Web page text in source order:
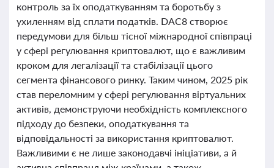
контроль за їх оподаткуванням та боротьбу з
ухиленням від сплати податків. DAC8 створює
передумови для більш тісної міжнародної співпраці
у сфері регулювання криптовалют, що є важливим
кроком для легалізації та стабілізації цього
сегмента фінансового ринку. Таким чином, 2025 рік
став переломним у сфері регулювання віртуальних
активів, демонструючи необхідність комплексного
підходу до безпеки, оподаткування та
відповідальності за використання криптовалют.
Важливими є не лише законодавчі ініціативи, а й